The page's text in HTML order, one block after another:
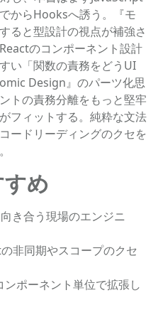
からHooksへ誘う。『モ
ると型設計の視点が補強さ
のコンポーネント設計
い「関数の責務をどうUI
Design』のパーツ化思
トの責務分離をもっと堅牢
フィットする。純粋な文法
ードリーディングのクセを
め
き合う現場のエンジニ
非同期やスコープのクセ
ポーネント単位で拡張し